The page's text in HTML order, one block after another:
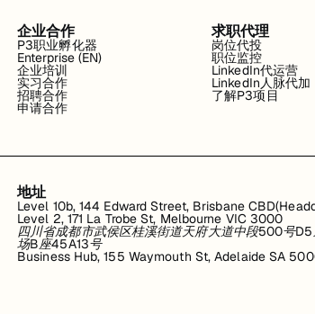
企业合作
P3职业孵化器
Enterprise (EN)
企业培训
实习合作
招聘合作
申请合作
求职代理
岗位代投
职位监控
LinkedIn代运营
LinkedIn人脉代加
了解P3项目
地址
Level 10b, 144 Edward Street, Brisbane
Level 2, 171 La Trobe St, Melbourne VIC 3000
四川省成都市武侯区桂溪街道天府大道中段500号
场B座45A13号
Business Hub, 155 Waymouth St, Adelaide SA